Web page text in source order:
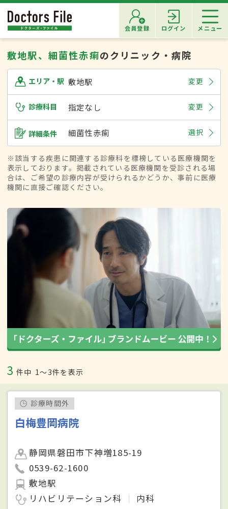
会員登録 ログイン メニュー
敷地駅、細菌性赤痢のクリニック・病院
エリア・駅 敷地駅 変更
診療科目 指定なし 変更
詳細条件 細菌性赤痢 選択
※該当する疾患に関連する診療科を標榜している医療機関を
表示しております。掲載されている医療機関を受診される場
合は、ご希望の診療内容が受けられるかどうか、事前に医療
機関に直接ご確認ください。
3 件中 1〜3件を表示
診療時間外
白梅豊岡病院
静岡県磐田市下神増185-19
0539-62-1600
敷地駅
リハビリテーション科
内科